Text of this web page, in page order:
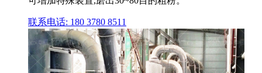
联系电话: 180 3780 8511